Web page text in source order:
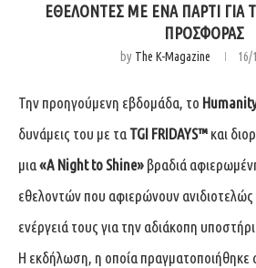
ΕΘΕΛΟΝΤΕΣ ΜΕ ΕΝΑ ΠΑΡΤΙ ΓΙΑ
ΠΡΟΣΦΟΡΑΣ
by The K-Magazine 16/
Την προηγούμενη εβδομάδα, το
δυνάμεις του με τα TGI FRIDAYS™ και
μια«A Night to Shine» βραδιά
εθελοντών που αφιερώνουν ανιδιοτελώς
ενέργειά τους για την αδιάκοπη
Η εκδήλωση, η οποία πραγματοποιήθηκε